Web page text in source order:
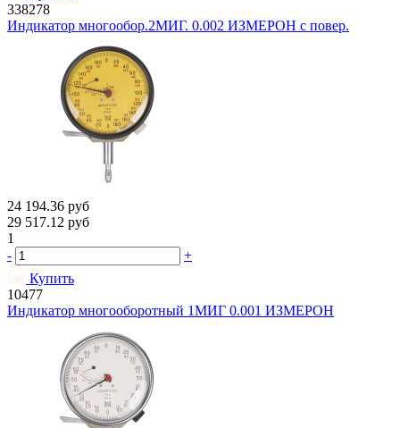
338278
Индикатор многообор.2МИГ. 0.002 ИЗМЕРОН с повер.
24 194.36 руб
29 517.12 руб
1
-
+
Купить
10477
Индикатор многооборотный 1МИГ 0.001 ИЗМЕРОН